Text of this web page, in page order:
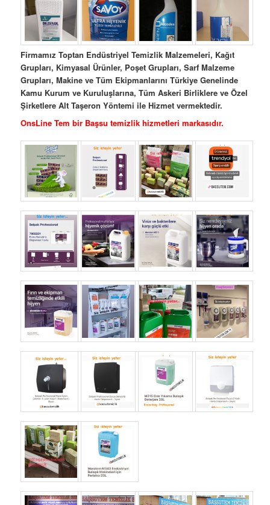
Firmamız Toptan Endüstriyel Temizlik Malzemeleri, Kağıt
Grupları, Kimyasal Ürünler, Poşet Grupları, Sarf Malzeme
Grupları, Makine ve Tüm Ekipmanlarını Türkiye Genelinde
Kamu Kurum ve Kuruluşlarına, Tüm Askeri Birliklere ve Özel
Şirketlere Alt Taşeron Yöntemi ile Hizmet vermektedir.
OnsLine Tem bir Başsu temizlik hizmetleri markasıdır.